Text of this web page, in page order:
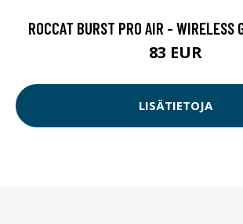
ROCCAT BURST PRO AIR - WIRELESS
83 EUR
LISÄTIETOJA